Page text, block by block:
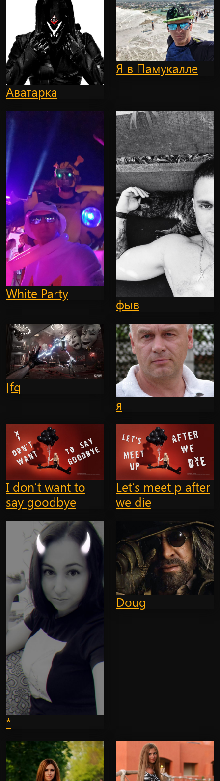
Аватарка
Я в Памукалле
White Party
фыв
[fq
я
I don’t want to
say goodbye
Let’s meet p after
we die
*
Doug